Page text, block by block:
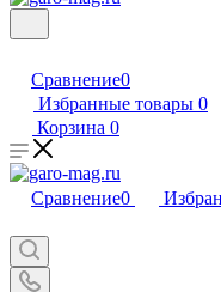
Сравнение0
Избранные товары 0
Корзина 0
Сравнение0